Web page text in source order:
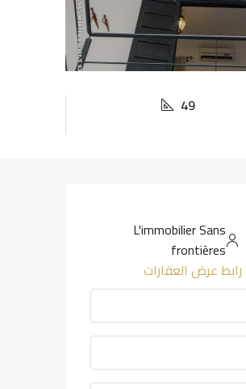
49
L'immobilier Sans
frontières
رابط عرض العقارات